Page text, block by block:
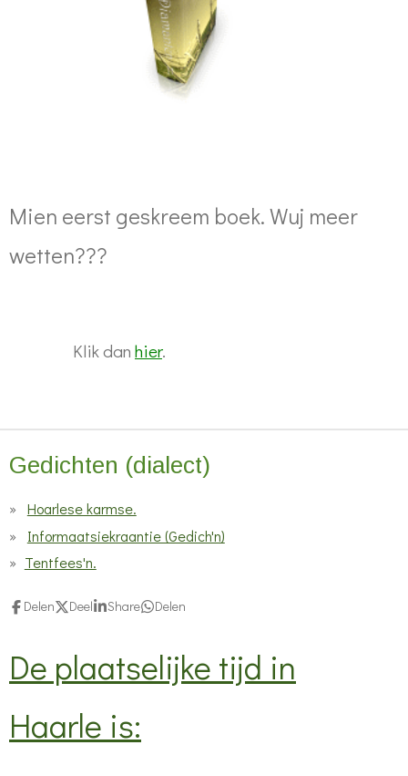
Mien eerst geskreem boek. Wuj meer
wetten???
Klik dan hier.
Gedichten (dialect)
Hoarlese karmse.
Informaatsiekraantie (Gedich'n)
Tentfees'n.
Delen Deel Share Delen
De plaatselijke tijd in
Haarle is: